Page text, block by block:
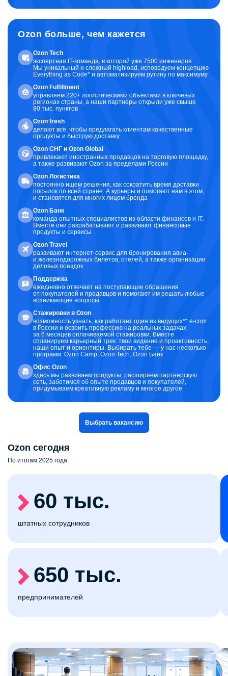
Ozon больше, чем кажется
Ozon Tech
экспертная IT-команда, в которой уже 7500 инженеров.
Мы уникальный и сложный highload, исповедуем концепцию
Everything as Code* и автоматизируем рутину по максимуму
Ozon Fulfillment
управляем 220+ логистическими объектами в ключевых
регионах страны, а наши партнеры открыли уже свыше
80 тыс. пунктов
Ozon fresh
делают всё, чтобы предлагать клиентам качественные
продукты и быструю доставку
Ozon CНГ и Ozon Global
привлекают иностранных продавцов на торговую площадку,
а также развивают Ozon за пределами России
Ozon Логистика
постоянно ищем решения, как сократить время доставки
посылок по всей стране. А курьеры и помогают нам в этом,
и становятся для многих лицом бренда
Ozon Банк
команда опытных специалистов из области финансов и IT.
Вместе они разрабатывают и развивают финансовые
продукты и сервисы
Ozon Travel
развивают интернет-сервис для бронирования авиа-
и железнодорожных билетов, отелей, а также организации
деловых поездок
Поддержка
ежедневно отвечает на поступающие обращения
от покупателей и продавцов и помогают им решать любые
возникающие вопросы
Стажировки в Ozon
возможность узнать, как работает один из ведущих** e-com
в России и освоить профессию на реальных задачах
за 6 месяцев оплачиваемой стажировки. Вместе
спланируем карьерный трек: твои видение и проактивность,
наши опыт и ориентиры. Выбирать тебе — у нас несколько
программ: Ozon Camp, Ozon Tech, Ozon Банк
Офис Ozon
здесь мы развиваем продукты, расширяем партнерскую
сеть, заботимся об опыте продавцов и покупателей,
придумываем креативную рекламу и многое другое
Выбрать вакансию
Ozon сегодня
По итогам 2025 года
60 тыс.
штатных сотрудников
650 тыс.
предпринимателей